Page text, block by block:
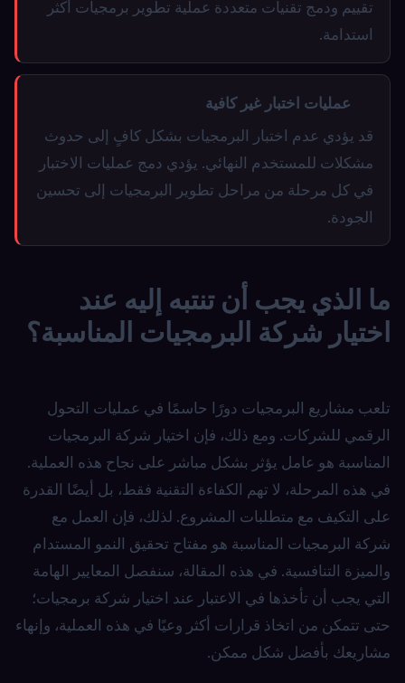
تقييم ودمج تقنيات متعددة عملية تطوير برمجيات أكثر
استدامة.
عمليات اختبار غير كافية
قد يؤدي عدم اختبار البرمجيات بشكل كافٍ إلى حدوث
مشكلات للمستخدم النهائي. يؤدي دمج عمليات الاختبار
في كل مرحلة من مراحل تطوير البرمجيات إلى تحسين
الجودة.
ما الذي يجب أن تنتبه إليه عند
اختيار شركة البرمجيات المناسبة؟
تلعب مشاريع البرمجيات دورًا حاسمًا في عمليات التحول
الرقمي للشركات. ومع ذلك، فإن اختيار شركة البرمجيات
المناسبة هو عامل يؤثر بشكل مباشر على نجاح هذه العملية.
في هذه المرحلة، لا تهم الكفاءة التقنية فقط، بل أيضًا القدرة
على التكيف مع متطلبات المشروع. لذلك، فإن العمل مع
شركة البرمجيات المناسبة هو مفتاح تحقيق النمو المستدام
والميزة التنافسية. في هذه المقالة، سنفصل المعايير الهامة
التي يجب أن تأخذها في الاعتبار عند اختيار شركة برمجيات؛
حتى تتمكن من اتخاذ قرارات أكثر وعيًا في هذه العملية، وإنهاء
مشاريعك بأفضل شكل ممكن.